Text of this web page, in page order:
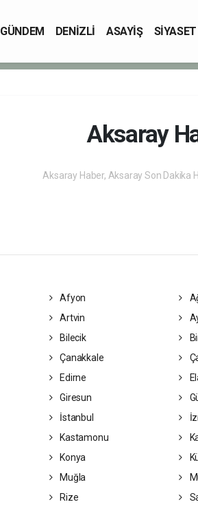
GÜNDEM DENİZLİ ASAYİŞ SİYASET
Aksaray
Aksaray Haber, Aksaray Son Dakika
Afyon
Artvin
Bilecik
Çanakkale
Edirne
Giresun
İstanbul
Kastamonu
Konya
Muğla
Rize